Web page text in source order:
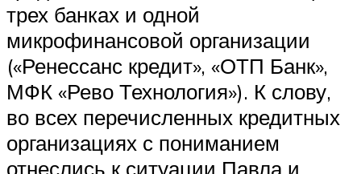
трех банках и одной
микрофинансовой организации
(«Ренессанс кредит», «ОТП Банк»,
МФК «Рево Технология»). К слову,
во всех перечисленных кредитных
организациях с пониманием
отнеслись к ситуации Павла и